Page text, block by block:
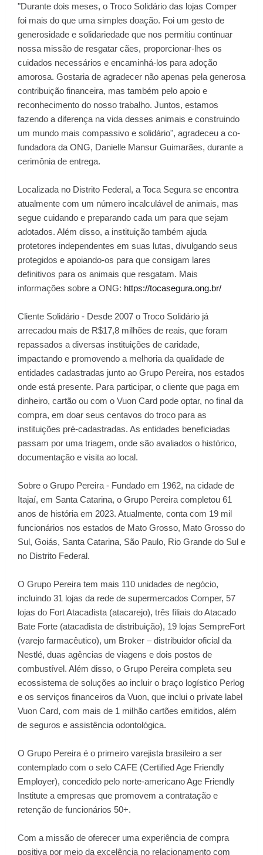
"Durante dois meses, o Troco Solidário das lojas Comper
foi mais do que uma simples doação. Foi um gesto de
generosidade e solidariedade que nos permitiu continuar
nossa missão de resgatar cães, proporcionar-lhes os
cuidados necessários e encaminhá-los para adoção
amorosa. Gostaria de agradecer não apenas pela generosa
contribuição financeira, mas também pelo apoio e
reconhecimento do nosso trabalho. Juntos, estamos
fazendo a diferença na vida desses animais e construindo
um mundo mais compassivo e solidário", agradeceu a co-
fundadora da ONG, Danielle Mansur Guimarães, durante a
cerimônia de entrega.
Localizada no Distrito Federal, a Toca Segura se encontra
atualmente com um número incalculável de animais, mas
segue cuidando e preparando cada um para que sejam
adotados. Além disso, a instituição também ajuda
protetores independentes em suas lutas, divulgando seus
protegidos e apoiando-os para que consigam lares
definitivos para os animais que resgatam. Mais
informações sobre a ONG: https://tocasegura.ong.br/
Cliente Solidário - Desde 2007 o Troco Solidário já
arrecadou mais de R$17,8 milhões de reais, que foram
repassados a diversas instituições de caridade,
impactando e promovendo a melhoria da qualidade de
entidades cadastradas junto ao Grupo Pereira, nos estados
onde está presente. Para participar, o cliente que paga em
dinheiro, cartão ou com o Vuon Card pode optar, no final da
compra, em doar seus centavos do troco para as
instituições pré-cadastradas. As entidades beneficiadas
passam por uma triagem, onde são avaliados o histórico,
documentação e visita ao local.
Sobre o Grupo Pereira - Fundado em 1962, na cidade de
Itajaí, em Santa Catarina, o Grupo Pereira completou 61
anos de história em 2023. Atualmente, conta com 19 mil
funcionários nos estados de Mato Grosso, Mato Grosso do
Sul, Goiás, Santa Catarina, São Paulo, Rio Grande do Sul e
no Distrito Federal.
O Grupo Pereira tem mais 110 unidades de negócio,
incluindo 31 lojas da rede de supermercados Comper, 57
lojas do Fort Atacadista (atacarejo), três filiais do Atacado
Bate Forte (atacadista de distribuição), 19 lojas SempreFort
(varejo farmacêutico), um Broker – distribuidor oficial da
Nestlé, duas agências de viagens e dois postos de
combustível. Além disso, o Grupo Pereira completa seu
ecossistema de soluções ao incluir o braço logístico Perlog
e os serviços financeiros da Vuon, que inclui o private label
Vuon Card, com mais de 1 milhão cartões emitidos, além
de seguros e assistência odontológica.
O Grupo Pereira é o primeiro varejista brasileiro a ser
contemplado com o selo CAFE (Certified Age Friendly
Employer), concedido pelo norte-americano Age Friendly
Institute a empresas que promovem a contratação e
retenção de funcionários 50+.
Com a missão de oferecer uma experiência de compra
positiva por meio da excelência no relacionamento com